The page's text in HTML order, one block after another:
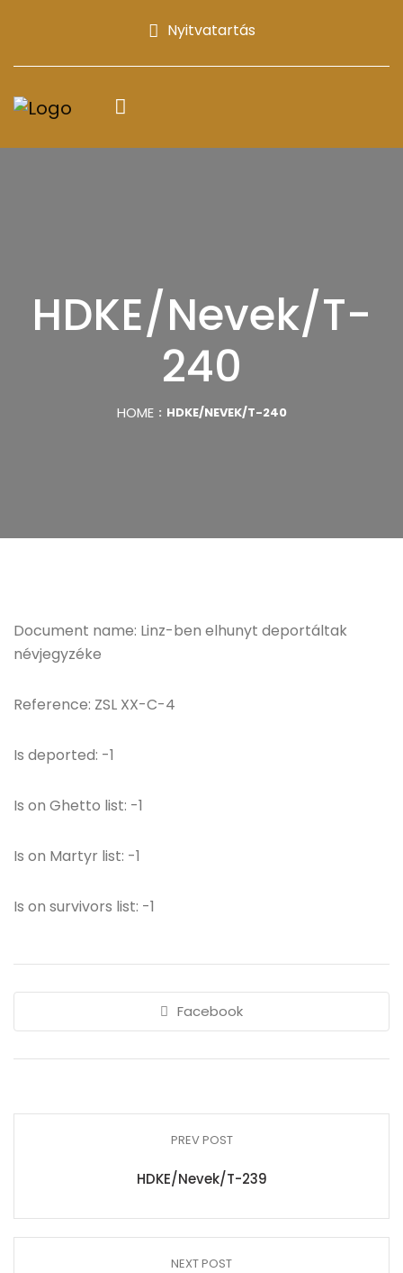
Nyitvatartás
HDKE/Nevek/T-
240
HOME HDKE/NEVEK/T-240
Document name: Linz-ben elhunyt deportáltak
névjegyzéke
Reference: ZSL XX-C-4
Is deported: -1
Is on Ghetto list: -1
Is on Martyr list: -1
Is on survivors list: -1
Facebook
PREV POST
HDKE/Nevek/T-239
NEXT POST